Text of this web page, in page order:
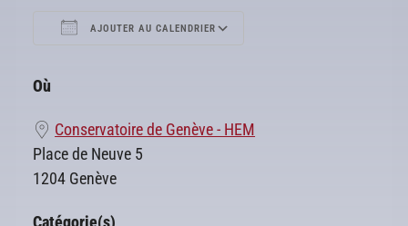
AJOUTER AU CALENDRIER
Où
Conservatoire de Genève - HEM
Place de Neuve 5
1204 Genève